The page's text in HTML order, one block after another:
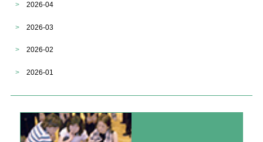
> 2026-04
> 2026-03
> 2026-02
> 2026-01